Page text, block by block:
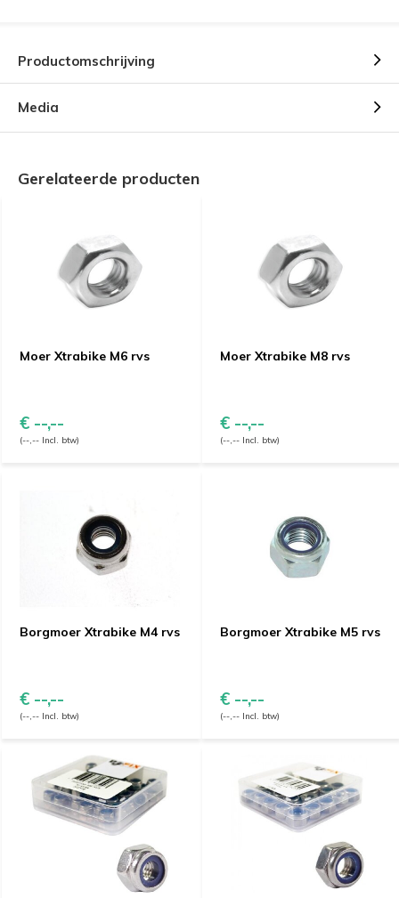
Productomschrijving
Media
Gerelateerde producten
Moer Xtrabike M6 rvs
€ --,--
(--,-- Incl. btw)
Moer Xtrabike M8 rvs
€ --,--
(--,-- Incl. btw)
Borgmoer Xtrabike M4 rvs
€ --,--
(--,-- Incl. btw)
Borgmoer Xtrabike M5 rvs
€ --,--
(--,-- Incl. btw)